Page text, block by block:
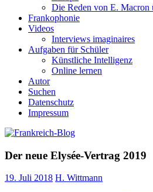
Die Reden von E. Macron
Frankophonie
Videos
Interviews imaginaires
Aufgaben für Schüler
Künstliche Intelligenz
Online lernen
Autor
Suchen
Datenschutz
Impressum
Der neue Elysée-Vertrag 2019
19. Juli 2018 H. Wittmann